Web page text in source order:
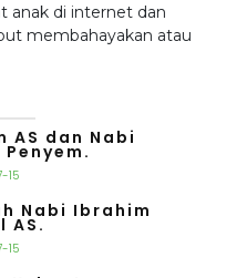
anak di internet dan
membahayakan atau
AS dan Nabi
15
Nabi Ibrahim
AS.
15